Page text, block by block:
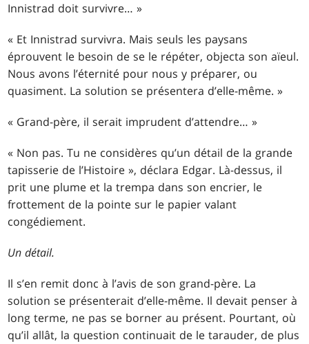
Innistrad doit survivre… »
« Et Innistrad survivra. Mais seuls les paysans
éprouvent le besoin de se le répéter, objecta son aïeul.
Nous avons l’éternité pour nous y préparer, ou
quasiment. La solution se présentera d’elle-même. »
« Grand-père, il serait imprudent d’attendre… »
« Non pas. Tu ne considères qu’un détail de la grande
tapisserie de l’Histoire », déclara Edgar. Là-dessus, il
prit une plume et la trempa dans son encrier, le
frottement de la pointe sur le papier valant
congédiement.
Un détail.
Il s’en remit donc à l’avis de son grand-père. La
solution se présenterait d’elle-même. Il devait penser à
long terme, ne pas se borner au présent. Pourtant, où
qu’il allât, la question continuait de le tarauder, de plus